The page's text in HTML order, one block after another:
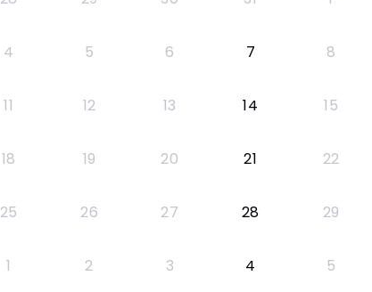
4 5 6 7 8
11 12 13 14 15
18 19 20 21 22
25 26 27 28 29
1 2 3 4 5